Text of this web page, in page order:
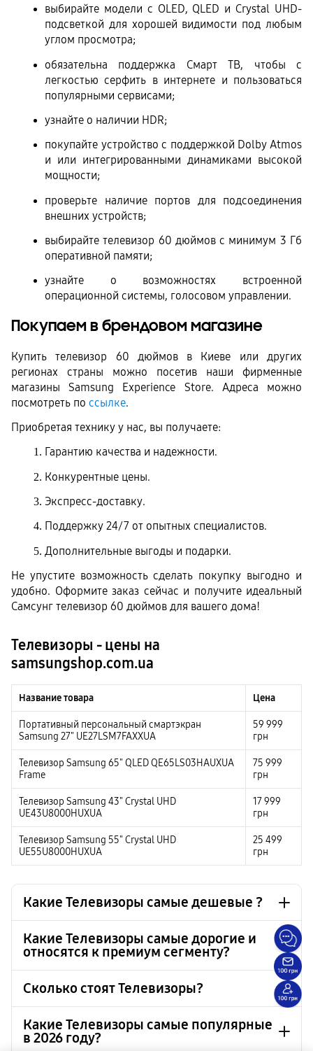
выбирайте модели с OLED, QLED и Crystal UHD-
подсветкой для хорошей видимости под любым
углом просмотра;
обязательна поддержка Смарт ТВ, чтобы с
легкостью серфить в интернете и пользоваться
популярными сервисами;
узнайте о наличии HDR;
покупайте устройство с поддержкой Dolby Atmos
и или интегрированными динамиками высокой
мощности;
проверьте наличие портов для подсоединения
внешних устройств;
выбирайте телевизор 60 дюймов с минимум 3 Гб
оперативной памяти;
узнайте о возможностях встроенной
операционной системы, голосовом управлении.
Покупаем в брендовом магазине
Купить телевизор 60 дюймов в Киеве или других
регионах страны можно посетив наши фирменные
магазины Samsung Experience Store. Адреса можно
посмотреть по ссылке.
Приобретая технику у нас, вы получаете:
Гарантию качества и надежности.
Конкурентные цены.
Экспресс-доставку.
Поддержку 24/7 от опытных специалистов.
Дополнительные выгоды и подарки.
Не упустите возможность сделать покупку выгодно и
удобно. Оформите заказ сейчас и получите идеальный
Самсунг телевизор 60 дюймов для вашего дома!
Телевизоры - цены на
samsungshop.com.ua
Название товара Цена
Портативный персональный смартэкран
Samsung 27" UE27LSM7FAXXUA
59 999
грн
Телевизор Samsung 65" QLED QE65LS03HAUXUA
Frame
75 999
грн
Телевизор Samsung 43" Crystal UHD
UE43U8000HUXUA
17 999
грн
Телевизор Samsung 55" Crystal UHD
UE55U8000HUXUA
25 499
грн
Какие Телевизоры самые дешевые ?
Телевизор Samsung 32" HD UE32H5000FUXUA
9 999 грн
Телевизор Samsung 24" Full HD UE24F6000FUXUA
10 499 грн
Телевизор Samsung 32" Full HD UE32F6000FUXUA
11 499 грн
Какие Телевизоры самые дорогие и
относятся к премиум сегменту?
379 999 грн
Телевизор Samsung 75" Neo QLED 8K
QE75QN950FUXUA MiniLED Vision AI
235 999 грн
Сколько стоят Телевизоры?
Телевизор Samsung 32" HD UE32H5000FUXUA 9 999 грн
Какие Телевизоры самые популярные
в 2026 году?